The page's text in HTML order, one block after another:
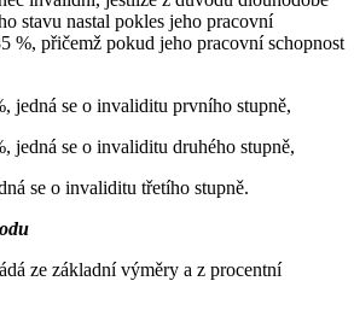
stavu nastal pokles jeho pracovní
%, přičemž pokud jeho pracovní schopnost
jedná se o invaliditu prvního stupně,
jedná se o invaliditu druhého stupně,
se o invaliditu třetího stupně.
ze základní výměry a z procentní